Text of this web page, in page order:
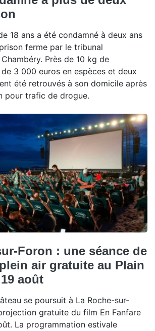
18 ans a été condamné à deux ans
ferme par le tribunal
Près de 10 kg de
3 000 euros en espèces et deux
été retrouvés à son domicile après
pour trafic de drogue.
Foron : une séance de
air gratuite au Plain
août
se poursuit à La Roche-sur-
gratuite du film En Fanfare
La programmation estivale